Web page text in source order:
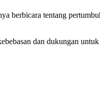
berbicara tentang
dan dukungan